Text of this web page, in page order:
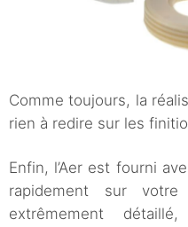
Comme toujours, la
rien à redire sur les
Enfin, l’Aer est fourni
rapidement sur
extrêmement